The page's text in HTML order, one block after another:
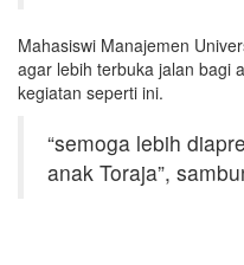
Mahasiswi Manajemen
agar lebih terbuka jalan bagi
kegiatan seperti ini.
“semoga lebih
anak Toraja”,